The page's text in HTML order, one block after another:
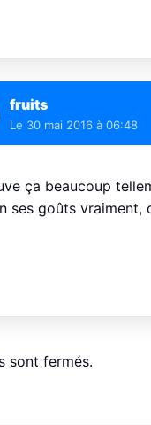
fruits
Le 30 mai 2016 à 06:48
ça beaucoup
ses goûts vraiment,
sont fermés.